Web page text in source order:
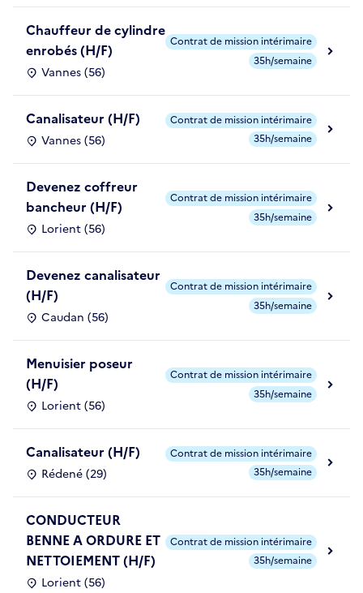
Chauffeur de cylindre
enrobés (H/F)
Vannes (56)
Contrat de mission intérimaire
35h/semaine
Canalisateur (H/F)
Vannes (56)
Contrat de mission intérimaire
35h/semaine
Devenez coffreur
bancheur (H/F)
Lorient (56)
Contrat de mission intérimaire
35h/semaine
Devenez canalisateur
(H/F)
Caudan (56)
Contrat de mission intérimaire
35h/semaine
Menuisier poseur
(H/F)
Lorient (56)
Contrat de mission intérimaire
35h/semaine
Canalisateur (H/F)
Rédené (29)
Contrat de mission intérimaire
35h/semaine
CONDUCTEUR
BENNE A ORDURE ET
NETTOIEMENT (H/F)
Lorient (56)
Contrat de mission intérimaire
35h/semaine